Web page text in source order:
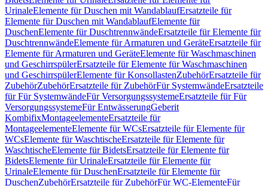
UrinaleElemente für Duschen mit WandablaufErsatzteile für
Elemente für Duschen mit WandablaufElemente für
DuschenElemente für DuschtrennwändeErsatzteile für Elemente für
DuschtrennwändeElemente für Armaturen und GeräteErsatzteile für
Elemente für Armaturen und GeräteElemente für Waschmaschinen
und GeschirrspülerErsatzteile für Elemente für Waschmaschinen
und GeschirrspülerElemente für KonsollastenZubehörErsatzteile für
ZubehörZubehörErsatzteile für ZubehörFür SystemwändeErsatzteile
für Für SystemwändeFür VersorgungssystemeErsatzteile für Für
VersorgungssystemeFür EntwässerungGeberit
KombifixMontageelementeErsatzteile für
MontageelementeElemente für WCsErsatzteile für Elemente für
WCsElemente für WaschtischeErsatzteile für Elemente für
WaschtischeElemente für BidetsErsatzteile für Elemente für
BidetsElemente für UrinaleErsatzteile für Elemente für
UrinaleElemente für DuschenErsatzteile für Elemente für
DuschenZubehörErsatzteile für ZubehörFür WC-ElementeFür